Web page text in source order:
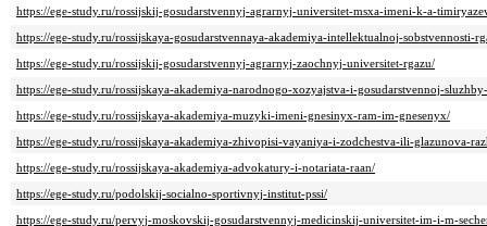
https://ege-study.ru/rossijskij-gosudarstvennyj-agrarnyj-universitet-msxa-imeni-k-a-
https://ege-study.ru/rossijskaya-gosudarstvennaya-akademiya-intellektualnoj-sobstvennosti-
https://ege-study.ru/rossijskij-gosudarstvennyj-agrarnyj-zaochnyj-universitet-rgazu/
https://ege-study.ru/rossijskaya-akademiya-narodnogo-xozyajstva-i-gosudarstvennoj-
https://ege-study.ru/rossijskaya-akademiya-muzyki-imeni-gnesinyx-ram-im-gnesenyx/
https://ege-study.ru/rossijskaya-akademiya-zhivopisi-vayaniya-i-zodchestva-ili-glazunova-
https://ege-study.ru/rossijskaya-akademiya-advokatury-i-notariata-raan/
https://ege-study.ru/podolskij-socialno-sportivnyj-institut-pssi/
https://ege-study.ru/pervyj-moskovskij-gosudarstvennyj-medicinskij-universitet-im-i-m-